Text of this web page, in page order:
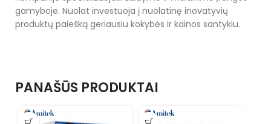
gamyboje. Nuolat investuoja į nuolatinę inovatyvių
produktų paiešką geriausiu kokybės ir kainos santykiu.
PANAŠŪS PRODUKTAI